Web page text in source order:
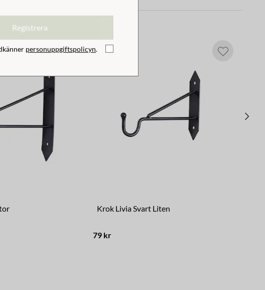
Krok Livia Svart Liten
79 kr
Registrera
personuppgiftspolicyn.